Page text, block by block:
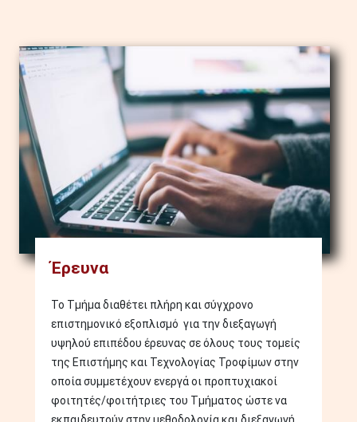
Image
Έρευνα
Το Τμήμα διαθέτει πλήρη και σύγχρονο
επιστημονικό εξοπλισμό για την διεξαγωγή
υψηλού επιπέδου έρευνας σε όλους τους τομείς
της Επιστήμης και Τεχνολογίας Τροφίμων στην
οποία συμμετέχουν ενεργά οι προπτυχιακοί
φοιτητές/φοιτήτριες του Τμήματος ώστε να